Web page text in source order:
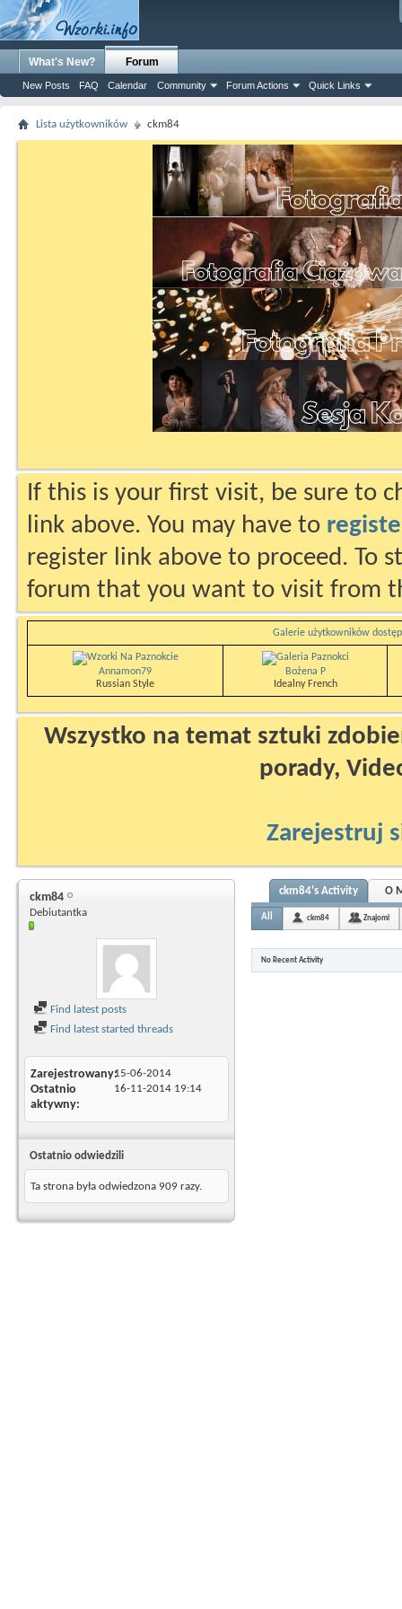
What's New? Forum
New Posts FAQ Calendar Community Forum Actions Quick Links
Lista użytkowników ckm84
If this is your first visit, be sure to
link above. You may have to
register link above to proceed. To
forum that you want to visit from
Galerie użytkowników
Annamon79
Russian Style
Bożena P
Idealny French
Wszystko na temat sztuki
porady,
Zarejestruj
ckm84
Debiutantka
Find latest posts
Find latest started threads
Zarejestrowany15-06-2014
Ostatnio
aktywny
16-11-2014 19:14
Ostatnio odwiedzili
Ta strona była odwiedzona 909 razy.
ckm84's Activity O
All ckm84 Znajomi
No Recent Activity